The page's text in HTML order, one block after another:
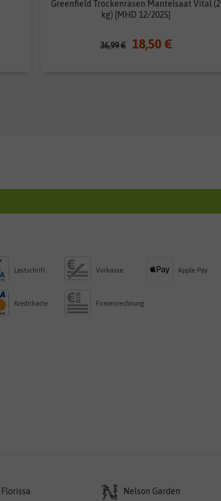
Greenfield Trockenrasen Mantelsaat Vital (2
kg) [MHD 12/2025]
36,99 € 18,50 €
Lastschrift Vorkasse Apple Pay
Kreditkarte Firmenrechnung
Florissa
Nelson Garden